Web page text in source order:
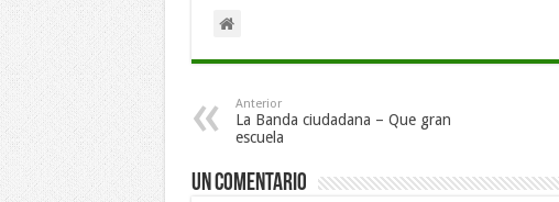
Anterior
La Banda ciudadana – Que gran
escuela
Un comentario